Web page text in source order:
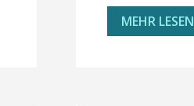
MEHR LESEN